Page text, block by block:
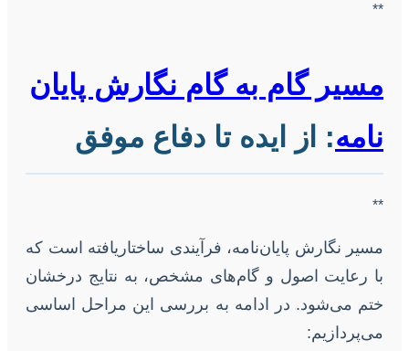
**
مسیر گام به گام نگارش پایان
نامه: از ایده تا دفاع موفق
**
مسیر نگارش پایان‌نامه، فرآیندی ساختاریافته است که
با رعایت اصول و گام‌های مشخص، به نتایج درخشان
ختم می‌شود. در ادامه به بررسی این مراحل اساسی
می‌پردازیم: